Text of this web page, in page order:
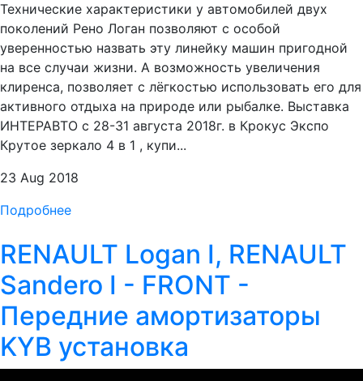
Технические характеристики у автомобилей двух
поколений Рено Логан позволяют с особой
уверенностью назвать эту линейку машин пригодной
на все случаи жизни. А возможность увеличения
клиренса, позволяет с лёгкостью использовать его для
активного отдыха на природе или рыбалке. Выставка
ИНТЕРАВТО с 28-31 августа 2018г. в Крокус Экспо
Крутое зеркало 4 в 1 , купи...
23 Aug 2018
Подробнее
RENAULT Logan I, RENAULT
Sandero I - FRONT -
Передние амортизаторы
KYB установка